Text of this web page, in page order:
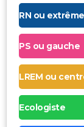
RN ou
PS ou gauche
LREM ou
Ecologiste